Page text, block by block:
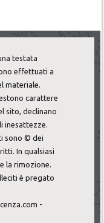
testata
effettuati a
materiale.
carattere
sito, declinano
inesattezze.
sono © dei
In qualsiasi
la rimozione.
è pregato
-